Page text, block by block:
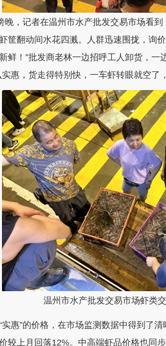
记者在温州市水产批发交易市场看到
筐翻动间水花四溅。人群迅速围拢，询
鲜！”批发商老林一边招呼工人卸货，
实惠，货走得特别快，一车虾转眼就空了
温州市水产批发交易市场虾类
”的价格，在市场监测数据中得到了清
较上月回落12%。中高端虾品价格也同